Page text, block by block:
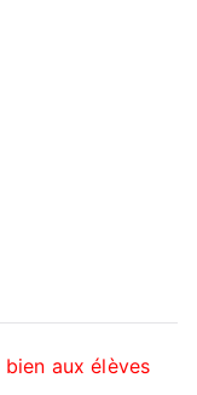
aux élèves